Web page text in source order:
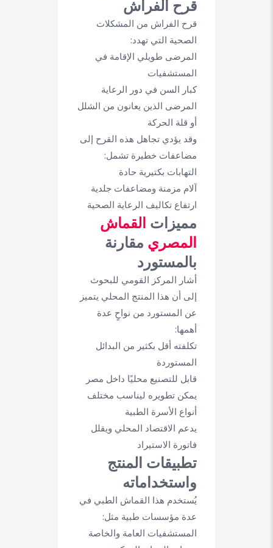
قرح الفراش
قرح الفراش من المشكلات
الصحية التي تهدد:
المرضى طويلي الإقامة في
المستشفيات
كبار السن في دور الرعاية
المرضى الذين يعانون من الشلل
أو قلة الحركة
وقد يؤدي تجاهل هذه القرح إلى
مضاعفات خطيرة تشمل:
التهابات بكتيرية حادة
آلام مزمنة ومضاعفات جلدية
ارتفاع تكاليف الرعاية الصحية
مميزات القماش
المصري مقارنة
بالمستورد
أشار المركز القومي للبحوث
إلى أن هذا المنتج المحلي يتميز
عن المستورد من نواحٍ عدة
أهمها:
تكلفته أقل بكثير من البدائل
المستوردة
قابل للتصنيع محليًا داخل مصر
يمكن تطويره ليناسب مختلف
أنواع الأسرة الطبية
يدعم الاقتصاد المحلي ويقلل
فاتورة الاستيراد
تطبيقات المنتج
واستخداماته
يُستخدم هذا القماش الطبي في
عدة مؤسسات طبية مثل:
المستشفيات العامة والخاصة